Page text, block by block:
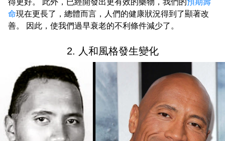
命現在更長了，總體而言，人們的健康狀況得到了顯著改
善。 因此，使我們過早衰老的不利條件減少了。
2. 人和風格發生變化